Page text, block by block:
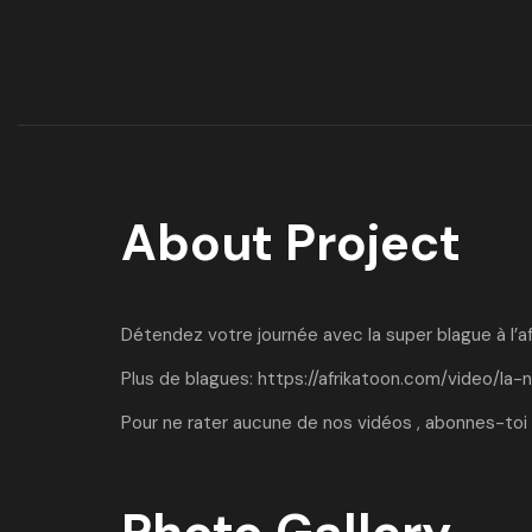
About Project
Détendez votre journée avec la super blague à
Plus de blagues: https://afrikatoon.com/video/
Pour ne rater aucune de nos vidéos , abonnes-